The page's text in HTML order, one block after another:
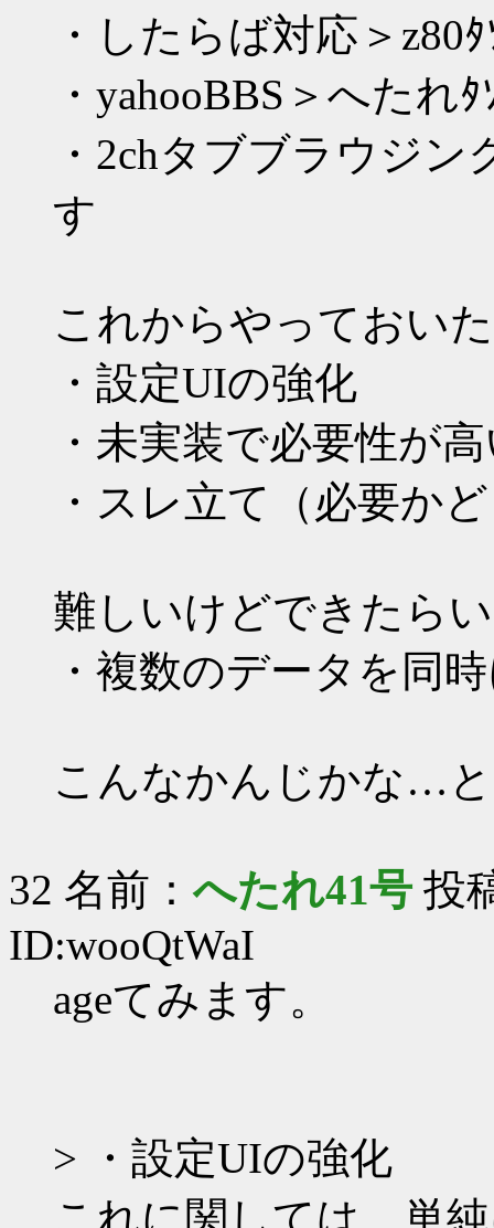
・したらば対応＞z80
・yahooBBS＞へたれ
・2chタブブラウジ
す
これからやっておい
・設定UIの強化
・未実装で必要性が
・スレ立て（必要か
難しいけどできたら
・複数のデータを同
こんなかんじかな…と
32 名前：へたれ41号 投
ID:wooQtWaI
ageてみます。
> ・設定UIの強化
これに関しては、単